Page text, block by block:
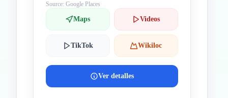
Source: Google Places
Maps Videos
TikTok Wikiloc
Ver detalles